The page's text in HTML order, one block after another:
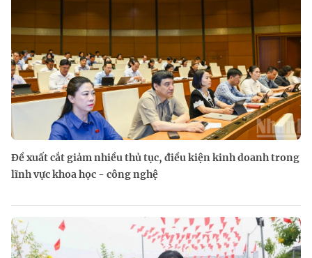
Đề xuất cắt giảm nhiều thủ tục, điều kiện kinh doanh trong
lĩnh vực khoa học - công nghệ